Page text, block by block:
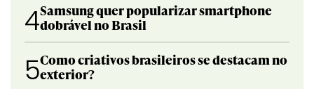
4Samsung quer popularizar smartphone
dobrável no Brasil
5Como criativos brasileiros se destacam no
exterior?